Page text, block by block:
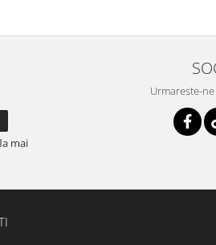
mai
Urmareste-